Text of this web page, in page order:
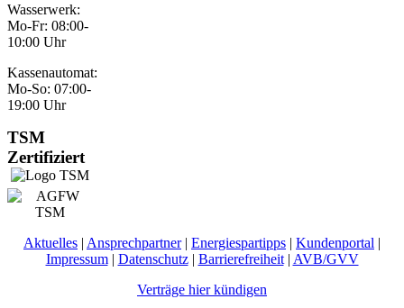
Wasserwerk:
Mo-Fr: 08:00-
10:00 Uhr
Kassenautomat:
Mo-So: 07:00-
19:00 Uhr
TSM
Zertifiziert
Aktuelles | Ansprechpartner| Energiespartipps | Kundenportal |
Impressum| Datenschutz| Barrierefreiheit| AVB/GVV
Verträge hier kündigen